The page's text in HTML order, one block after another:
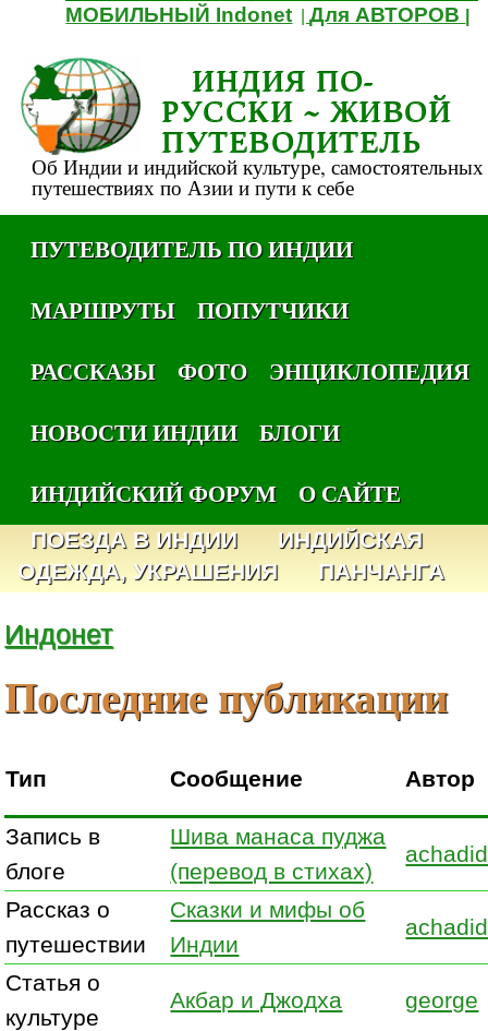
МОБИЛЬНЫЙ Indonet |Для АВТОРОВ
ИНДИЯ ПО-
РУССКИ ~ ЖИВОЙ
ПУТЕВОДИТЕЛЬ
Об Индии и индийской культуре, самостоятельных
путешествиях по Азии и пути к себе
ПУТЕВОДИТЕЛЬ ПО ИНДИИ
МАРШРУТЫ
ПОПУТЧИКИ
РАССКАЗЫ
ФОТО
ЭНЦИКЛОПЕДИЯ
НОВОСТИ ИНДИИ
БЛОГИ
ИНДИЙСКИЙ ФОРУМ
О САЙТЕ
ПОЕЗДА В ИНДИИ
ИНДИЙСКАЯ
ОДЕЖДА, УКРАШЕНИЯ
ПАНЧАНГА
Индонет
Последние публикации
Тип Сообщение Автор
Запись в
блоге
Шива манаса пуджа
(перевод в стихах)
Рассказ о
путешествии
Сказки и мифы об
Индии
Статья о
культуре
Акбар и Джодха george